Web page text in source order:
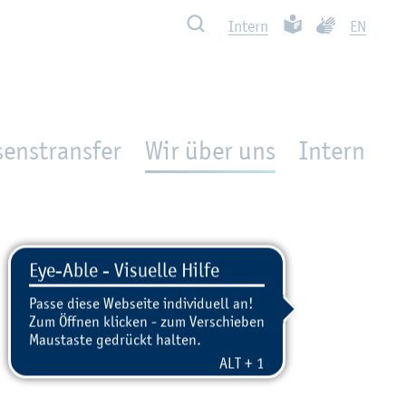
Such­ben In­tern Leich­te Spra­che
EN
Wir über uns In­tern